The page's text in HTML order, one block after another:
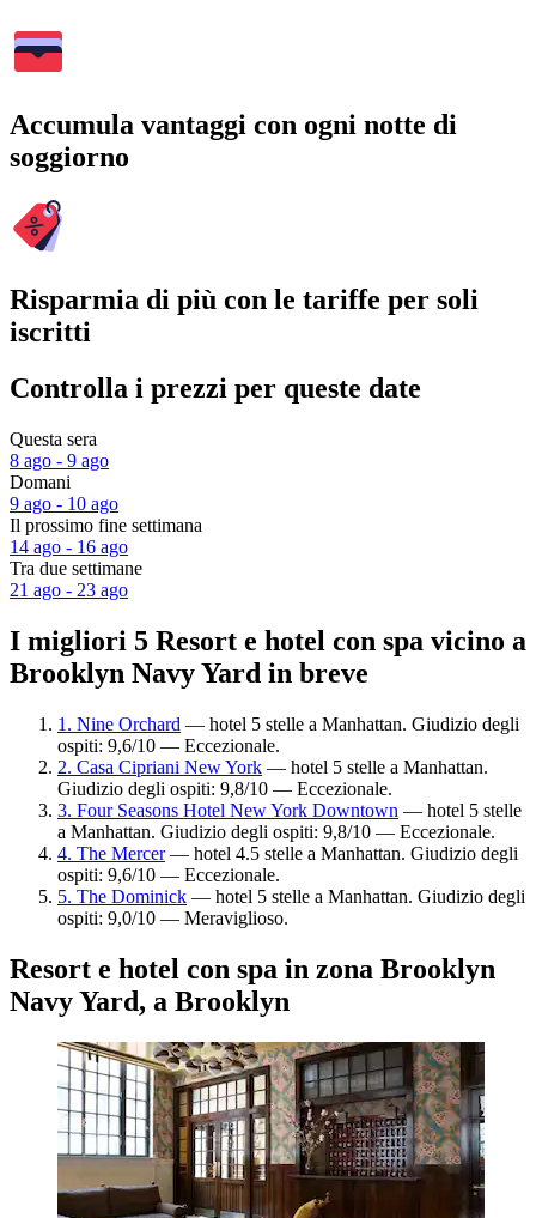
Accumula vantaggi con ogni notte di
soggiorno
Risparmia di più con le tariffe per soli
iscritti
Controlla i prezzi per queste date
Questa sera
8 ago - 9 ago
Domani
9 ago - 10 ago
Il prossimo fine settimana
14 ago - 16 ago
Tra due settimane
21 ago - 23 ago
I migliori 5 Resort e hotel con spa vicino a
Brooklyn Navy Yard in breve
1. Nine Orchard — hotel 5 stelle a Manhattan. Giudizio degli
ospiti: 9,6/10 — Eccezionale.
2. Casa Cipriani New York — hotel 5 stelle a Manhattan.
Giudizio degli ospiti: 9,8/10 — Eccezionale.
3. Four Seasons Hotel New York Downtown — hotel 5 stelle
a Manhattan. Giudizio degli ospiti: 9,8/10 — Eccezionale.
4. The Mercer— hotel 4.5 stelle a Manhattan. Giudizio degli
ospiti: 9,6/10 — Eccezionale.
5. The Dominick — hotel 5 stelle a Manhattan. Giudizio degli
ospiti: 9,0/10 — Meraviglioso.
Resort e hotel con spa in zona Brooklyn
Navy Yard, a Brooklyn